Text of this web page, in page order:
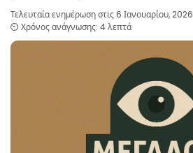
Τελευταία ενημέρωση στις 6 Ιανουαρίου, 2026
⏲️ Χρόνος ανάγνωσης: 4 λεπτά